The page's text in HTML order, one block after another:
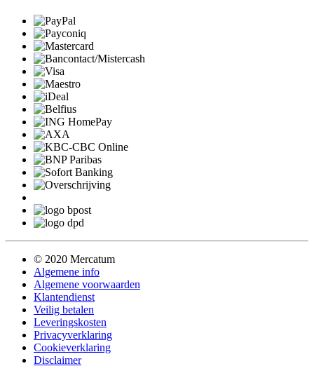
© 2020 Mercatum
Algemene info
Algemene voorwaarden
Klantendienst
Veilig betalen
Leveringskosten
Privacyverklaring
Cookieverklaring
Disclaimer